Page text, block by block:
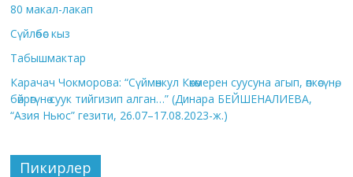
80 макал-лакап
Сүйлөбөс кыз
Табышмактар
Карачач Чокморова: “Сүймөнкул Көкөмерен суусуна агып, өпкөсүнө,
бөйрөгүнө суук тийгизип алган…” (Динара БЕЙШЕНАЛИЕВА,
“Азия Ньюс” гезити, 26.07–17.08.2023-ж.)
Пикирлер